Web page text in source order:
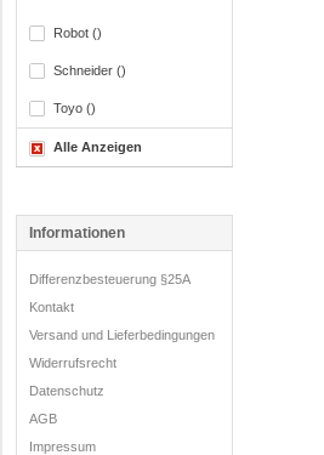
Robot ()
Schneider ()
Toyo ()
Alle Anzeigen
Informationen
Differenzbesteuerung §25A
Kontakt
Versand und Lieferbedingungen
Widerrufsrecht
Datenschutz
AGB
Impressum